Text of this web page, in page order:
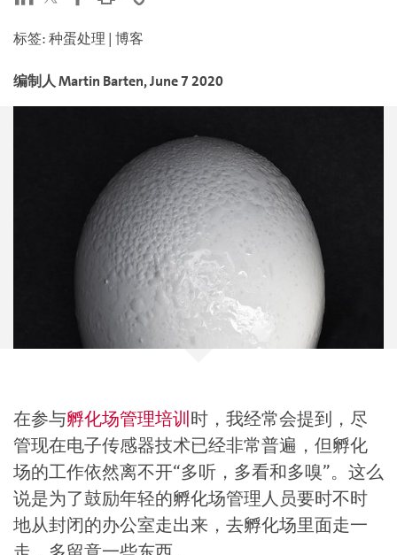
标签:种蛋处理 | 博客
编制人Martin Barten,June 7 2020
在参与孵化场管理培训时，我经常会提到，尽
管现在电子传感器技术已经非常普遍，但孵化
场的工作依然离不开“多听，多看和多嗅”。这么
说是为了鼓励年轻的孵化场管理人员要时不时
地从封闭的办公室走出来，去孵化场里面走一